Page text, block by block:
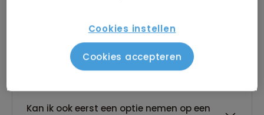
Wanneer kan ik het beste een reis
Kan ik ook eerst een optie nemen op een
Cookies instellen
Cookies accepteren